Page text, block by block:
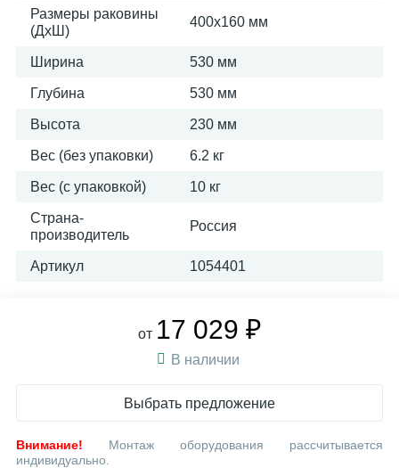
Размеры раковины
(ДхШ)
400х160 мм
Ширина 530 мм
Глубина 530 мм
Высота 230 мм
Вес (без упаковки) 6.2 кг
Вес (с упаковкой) 10 кг
Страна-
производитель
Россия
Артикул 1054401
от 17 029 ₽
В наличии
Выбрать предложение
Внимание! Монтаж оборудования рассчитывается
индивидуально.